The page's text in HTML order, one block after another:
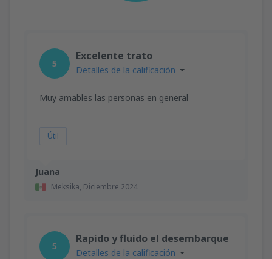
Juana
Meksika, Diciembre 2024
5
Excelente trato
Detalles de la calificación
Muy amables las personas en general
Útil
5
Rapido y fluido el desembarque
Detalles de la calificación